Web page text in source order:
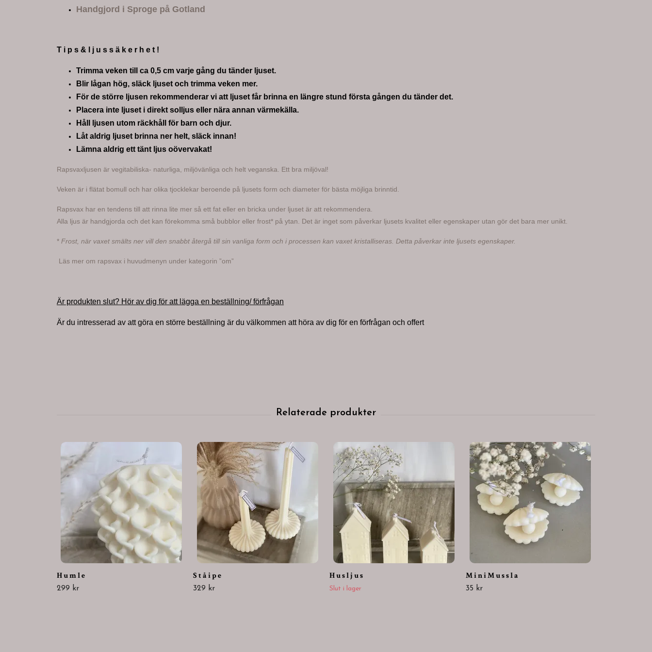
Handgjord i Sproge på Gotland
T i p s & l j u s s ä k e r h e t !
Trimma veken till ca 0,5 cm varje gång du tänder ljuset.
Blir lågan hög, släck ljuset och trimma veken mer.
För de större ljusen rekommenderar vi att ljuset får brinna en längre stund första gången du tänder det.
Placera inte ljuset i direkt solljus eller nära annan värmekälla.
Håll ljusen utom räckhåll för barn och djur.
Låt aldrig ljuset brinna ner helt, släck innan!
Lämna aldrig ett tänt ljus oövervakat!
Rapsvaxljusen är vegitabiliska- naturliga, miljövänliga och helt veganska. Ett bra miljöval!
Veken är i flätat bomull och har olika tjocklekar beroende på ljusets form och diameter för bästa möjliga brinntid.
Rapsvax har en tendens till att rinna lite mer så ett fat eller en bricka under ljuset är att rekommendera.
Alla ljus är handgjorda och det kan förekomma små bubblor eller frost* på ytan. Det är inget som påverkar ljusets kvalitet eller egenskaper utan gör det bara mer unikt.
* Frost, när vaxet smälts ner vill den snabbt återgå till sin vanliga form och i processen kan vaxet kristalliseras. Detta påverkar inte ljusets egenskaper.
Läs mer om rapsvax i huvudmenyn under kategorin ”om”
Är produkten slut? Hör av dig för att lägga en beställning/ förfrågan
Är du intresserad av att göra en större beställning är du välkommen att höra av dig för en förfrågan och offert
H u m l e
299 kr
S t å i p e
329 kr
H u s l j u s
Slut i lager
M i n i M u s s l a
35 kr